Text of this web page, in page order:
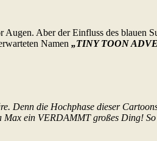
Aber der Einfluss des blauen
Namen „TINY TOON
Denn die Hochphase dieser
ein VERDAMMT großes Ding!